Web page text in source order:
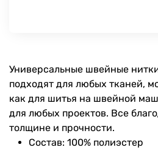
Универсальные швейные
подходят для любых тканей,
как для шитья на швейной
для любых проектов. Все
толщине и прочности.
Состав: 100% полиэстер